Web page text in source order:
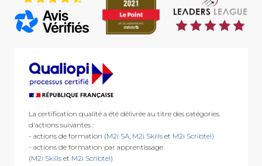
La certification qualité a été délivrée au titre des catégories
d'actions suivantes :
- actions de formation (M2i SA, M2i Skillset M2i Scribtel)
- actions de formation par apprentissage
(M2i Skillset M2i Scribtel)